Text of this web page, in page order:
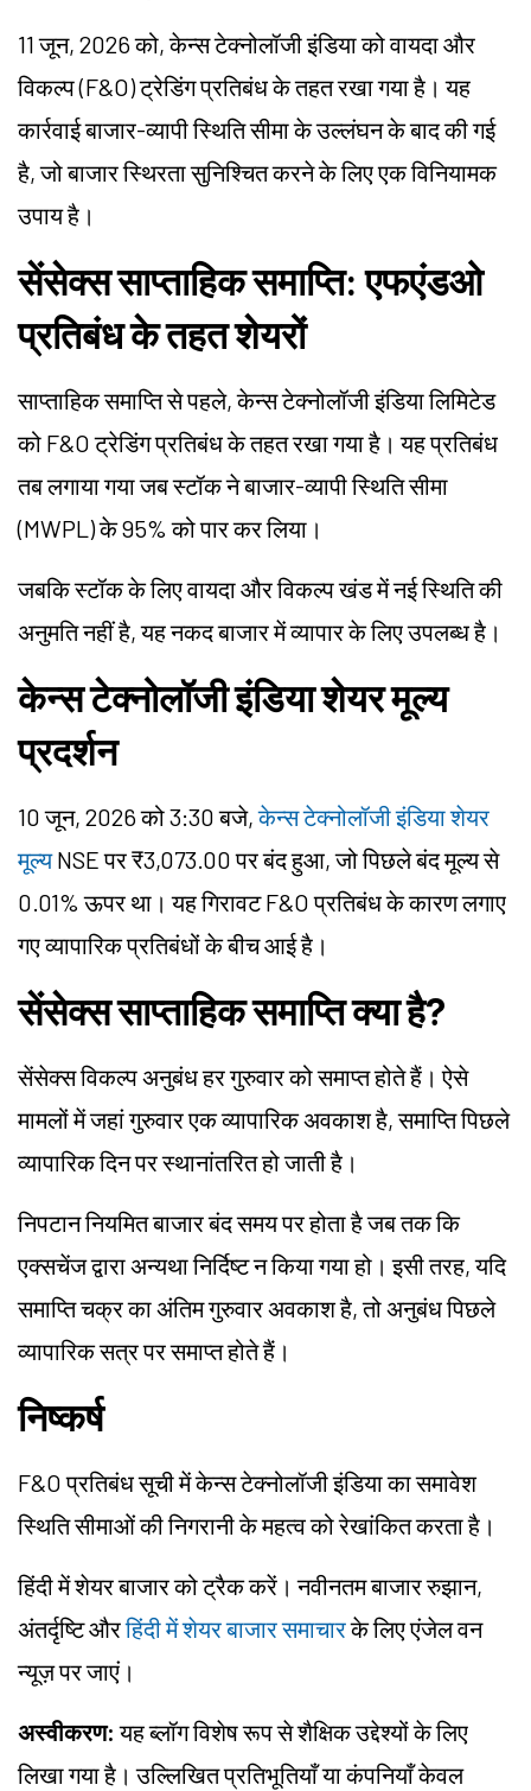
11 जून, 2026 को, केन्स टेक्नोलॉजी इंडिया को वायदा और
विकल्प (F&O) ट्रेडिंग प्रतिबंध के तहत रखा गया है। यह
कार्रवाई बाजार-व्यापी स्थिति सीमा के उल्लंघन के बाद की गई
है, जो बाजार स्थिरता सुनिश्चित करने के लिए एक विनियामक
उपाय है।
सेंसेक्स साप्ताहिक समाप्ति: एफएंडओ
प्रतिबंध के तहत शेयरों
साप्ताहिक समाप्ति से पहले, केन्स टेक्नोलॉजी इंडिया लिमिटेड
को F&O ट्रेडिंग प्रतिबंध के तहत रखा गया है। यह प्रतिबंध
तब लगाया गया जब स्टॉक ने बाजार-व्यापी स्थिति सीमा
(MWPL) के 95% को पार कर लिया।
जबकि स्टॉक के लिए वायदा और विकल्प खंड में नई स्थिति की
अनुमति नहीं है, यह नकद बाजार में व्यापार के लिए उपलब्ध है।
केन्स टेक्नोलॉजी इंडिया शेयर मूल्य
प्रदर्शन
10 जून, 2026 को 3:30 बजे,केन्स टेक्नोलॉजी इंडिया शेयर
मूल्यNSE पर ₹3,073.00 पर बंद हुआ, जो पिछले बंद मूल्य से
0.01% ऊपर था। यह गिरावट F&O प्रतिबंध के कारण लगाए
गए व्यापारिक प्रतिबंधों के बीच आई है।
सेंसेक्स साप्ताहिक समाप्ति क्या है?
सेंसेक्स विकल्प अनुबंध हर गुरुवार को समाप्त होते हैं। ऐसे
मामलों में जहां गुरुवार एक व्यापारिक अवकाश है, समाप्ति पिछले
व्यापारिक दिन पर स्थानांतरित हो जाती है।
निपटान नियमित बाजार बंद समय पर होता है जब तक कि
एक्सचेंज द्वारा अन्यथा निर्दिष्ट न किया गया हो। इसी तरह, यदि
समाप्ति चक्र का अंतिम गुरुवार अवकाश है, तो अनुबंध पिछले
व्यापारिक सत्र पर समाप्त होते हैं।
निष्कर्ष
F&O प्रतिबंध सूची में केन्स टेक्नोलॉजी इंडिया का समावेश
स्थिति सीमाओं की निगरानी के महत्व को रेखांकित करता है।
हिंदी में शेयर बाजार को ट्रैक करें। नवीनतम बाजार रुझान,
अंतर्दृष्टि औरहिंदी में शेयर बाजार समाचारके लिए एंजेल वन
न्यूज़ पर जाएं।
अस्वीकरण: यह ब्लॉग विशेष रूप से शैक्षिक उद्देश्यों के लिए
लिखा गया है। उल्लिखित प्रतिभूतियाँ या कंपनियाँ केवल